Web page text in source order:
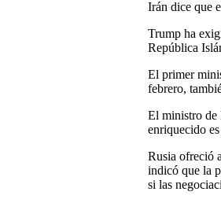
Irán dice que
Trump ha
República
El primer
febrero,
El ministro de
enriquecido
Rusia ofreció
indicó que la
si las